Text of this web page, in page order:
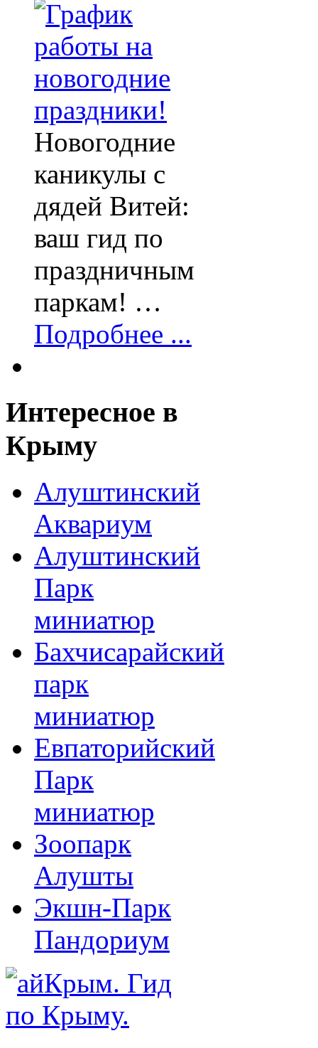
Новогодние
каникулы с
дядей Витей:
ваш гид по
праздничным
паркам! …
Подробнее ...
Интересное в
Крыму
Алуштинский
Аквариум
Алуштинский
Парк
миниатюр
Бахчисарайский
парк
миниатюр
Евпаторийский
Парк
миниатюр
Зоопарк
Алушты
Экшн-Парк
Пандориум